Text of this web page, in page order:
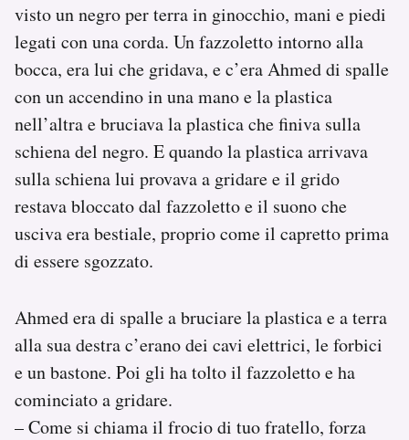
visto un negro per terra in ginocchio, mani e piedi
legati con una corda. Un fazzoletto intorno alla
bocca, era lui che gridava, e c’era Ahmed di spalle
con un accendino in una mano e la plastica
nell’altra e bruciava la plastica che finiva sulla
schiena del negro. E quando la plastica arrivava
sulla schiena lui provava a gridare e il grido
restava bloccato dal fazzoletto e il suono che
usciva era bestiale, proprio come il capretto prima
di essere sgozzato.
Ahmed era di spalle a bruciare la plastica e a terra
alla sua destra c’erano dei cavi elettrici, le forbici
e un bastone. Poi gli ha tolto il fazzoletto e ha
cominciato a gridare.
– Come si chiama il frocio di tuo fratello, forza